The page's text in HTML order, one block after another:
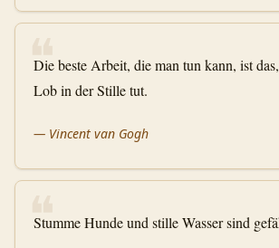
❝
Die beste Arbeit, die man tun kann, ist
Lob in der Stille tut.
— Vincent van Gogh
❝
Stumme Hunde und stille Wasser sind